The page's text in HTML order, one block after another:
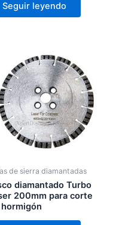
Seguir leyendo
de sierra diamantadas
diamantado Turbo
200mm para corte